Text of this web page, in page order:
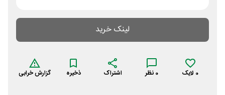
لینک خرید
0 لایک 0 نظر اشتراک ذخیره گزارش خرابی